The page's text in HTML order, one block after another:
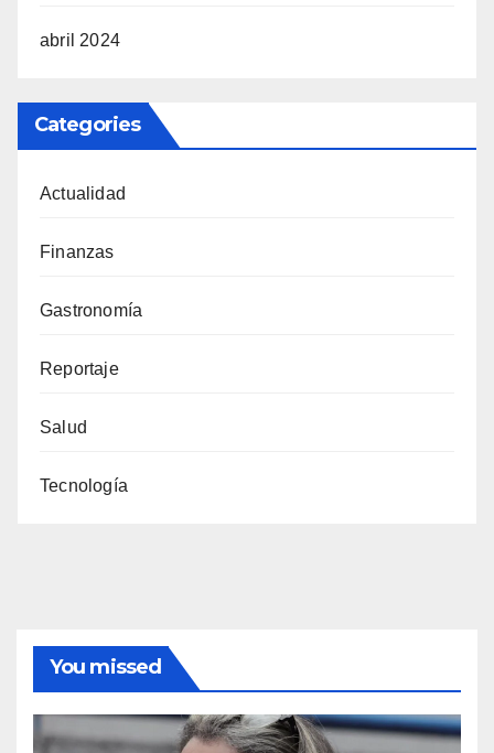
abril 2024
Categories
Actualidad
Finanzas
Gastronomía
Reportaje
Salud
Tecnología
You missed